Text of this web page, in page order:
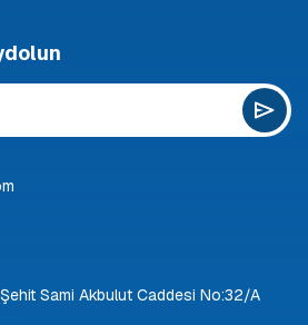
Sami Akbulut Caddesi No:32/A